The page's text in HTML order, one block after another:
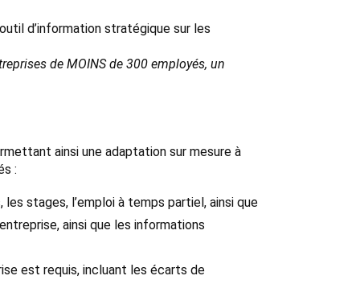
d’information stratégique sur les
de MOINS de 300 employés, un
ainsi une adaptation sur mesure à
:
stages, l’emploi à temps partiel, ainsi que
ainsi que les informations
est requis, incluant les écarts de